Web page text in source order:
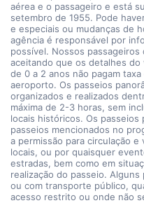
aérea e o passageiro e está
setembro de 1955. Pode
e especiais ou mudanças de
agência é responsável por
possível. Nossos passageiros
aceitando que os detalhes do
de 0 a 2 anos não pagam
aeroporto. Os passeios
organizados e realizados
máxima de 2-3 horas, sem
locais históricos. Os
passeios mencionados no
a permissão para circulação
locais, ou por quaisquer
estradas, bem como em
realização do passeio.
ou com transporte público,
acesso restrito ou onde não